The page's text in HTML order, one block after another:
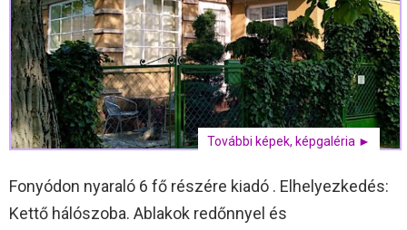
További képek, képgaléria ►
Fonyódon nyaraló 6 fő részére kiadó . Elhelyezkedés:
Kettő hálószoba. Ablakok redőnnyel és